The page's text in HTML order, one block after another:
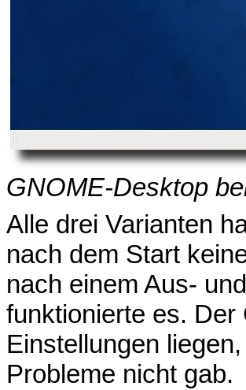
GNOME-Desktop
Alle drei Varianten
nach dem Start
nach einem Aus-
funktionierte es.
Einstellungen
Probleme nicht gab.